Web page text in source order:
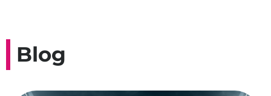
Blog